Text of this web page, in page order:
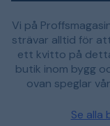
Vi på
strävar alltid för
ett kvitto på
butik inom bygg
ovan speglar
Se alla